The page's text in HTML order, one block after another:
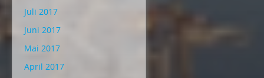
Juli 2017
Juni 2017
Mai 2017
April 2017